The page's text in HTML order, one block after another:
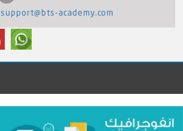
support@bts-academy.com